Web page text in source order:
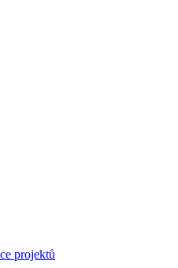
projektů